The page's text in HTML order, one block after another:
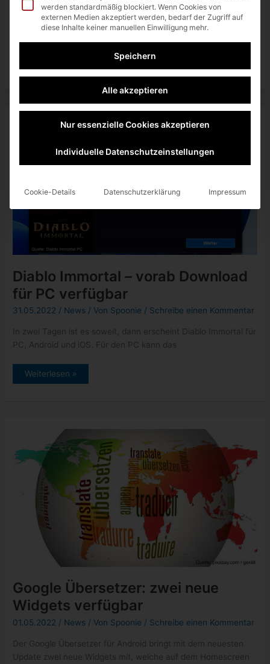
Kurzer Hinweis für alle Nutzer eines Pixel 6, die nach dem
kürzlich erschienenen Update ebenfalls ein Problem mit ihrem
mobilen […]
6:
nach
Diablo Immortal – vorab Download
für PC verfügbar
31.05.2022 / News / Von Spoonie / Schreibe einen Kommentar
In zwei Tagen ist es soweit, dann erscheint Diablo Immortal für
PC, Android und iOS. Für den PC kann das
Diablo
Weiterlesen »
Google Übersetzer: zwei neue
Widgets verfügbar
01.05.2022 / News / Von Spoonie / Schreibe einen Kommentar
Der Google Übersetzer für Android bringt mit dem neuesten
Update zwei neue Widgets mit, welche auf dem Homescreen
werden standardmäßig blockiert. Wenn Cookies von
externen Medien akzeptiert werden, bedarf der Zugriff auf
diese Inhalte keiner manuellen Einwilligung mehr.
Speichern
Alle akzeptieren
Nur essenzielle Cookies akzeptieren
Individuelle Datenschutzeinstellungen
Cookie-Details Datenschutzerklärung Impressum